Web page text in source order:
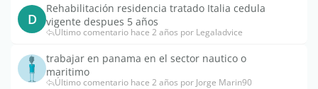
D
Rehabilitación residencia tratado Italia cedula
vigente despues 5 años
Último comentario hace 2 años por Legaladvice
trabajar en panama en el sector nautico o
maritimo
Último comentario hace 2 años por Jorge Marin90